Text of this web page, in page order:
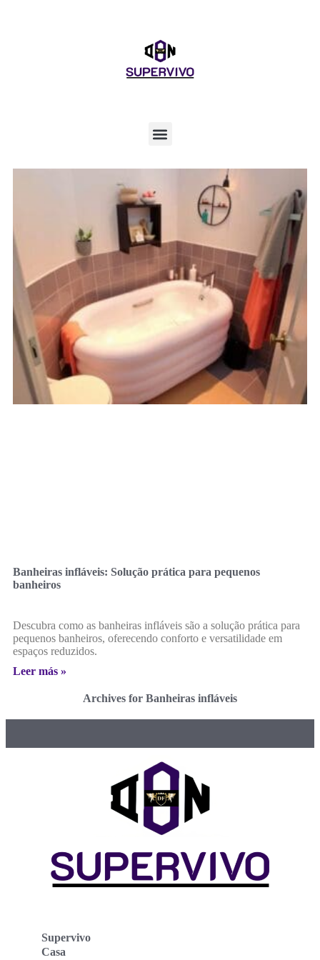
Banheiras infláveis: Solução prática para pequenos
banheiros
Descubra como as banheiras infláveis são a solução prática para
pequenos banheiros, oferecendo conforto e versatilidade em
espaços reduzidos.
Leer más »
Archives for Banheiras infláveis
Supervivo
Casa